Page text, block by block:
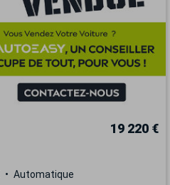
19 220 €
Automatique